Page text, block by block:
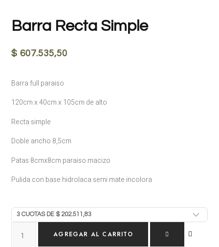
Barra Recta Simple
$ 607.535,50
Barra full paraiso
120cm x 40cm x 105cm de alto
Recta simple
Doble ancho 8,5cm
Patas 8cmx8cm paraiso macizo
Pulida con base hidrolaca semi mate incolora
AGREGAR AL CARRITO